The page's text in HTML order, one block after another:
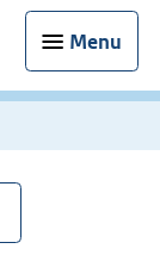
Menu